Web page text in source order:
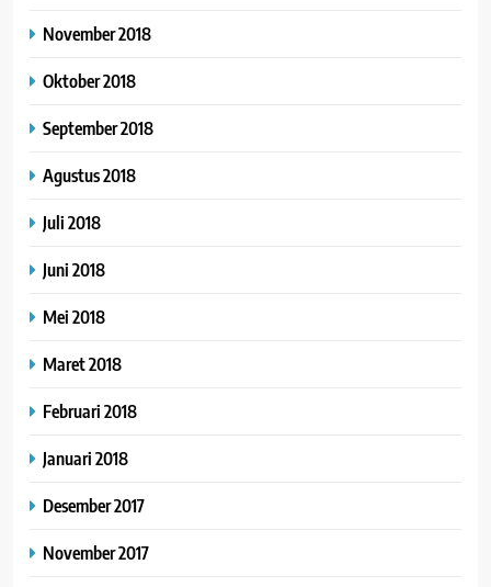
November 2018
Oktober 2018
September 2018
Agustus 2018
Juli 2018
Juni 2018
Mei 2018
Maret 2018
Februari 2018
Januari 2018
Desember 2017
November 2017